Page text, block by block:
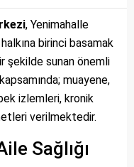
, Yenimahalle
birinci basamak
şekilde sunan önemli
muayene,
izlemleri, kronik
verilmektedir.
Sağlığı